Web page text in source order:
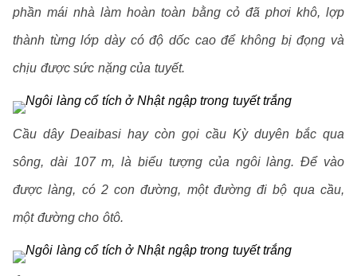
phần mái nhà làm hoàn toàn bằng cỏ đã phơi khô, lợp
thành từng lớp dày có độ dốc cao để không bị đọng và
chịu được sức nặng của tuyết.
Cầu dây Deaibasi hay còn gọi cầu Kỳ duyên bắc qua
sông, dài 107 m, là biểu tượng của ngôi làng. Để vào
được làng, có 2 con đường, một đường đi bộ qua cầu,
một đường cho ôtô.